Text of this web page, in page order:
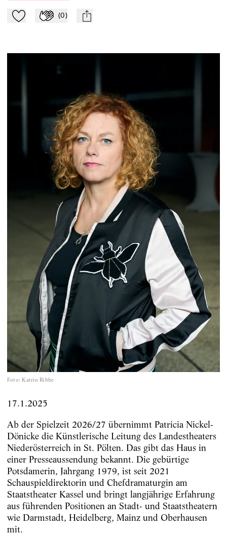
Zu Mein-TdZ hinzufügen
Applaudieren
(0) mail
Foto: Katrin Ribbe
17.1.2025
Ab der Spielzeit 2026/27 übernimmt Patricia Nickel-
Dönicke die Künstlerische Leitung des Landestheaters
Niederösterreich in St. Pölten. Das gibt das Haus in
einer Presseaussendung bekannt. Die gebürtige
Potsdamerin, Jahrgang 1979, ist seit 2021
Schauspieldirektorin und Chefdramaturgin am
Staatstheater Kassel und bringt langjährige Erfahrung
aus führenden Positionen an Stadt- und Staatstheatern
wie Darmstadt, Heidelberg, Mainz und Oberhausen
mit.